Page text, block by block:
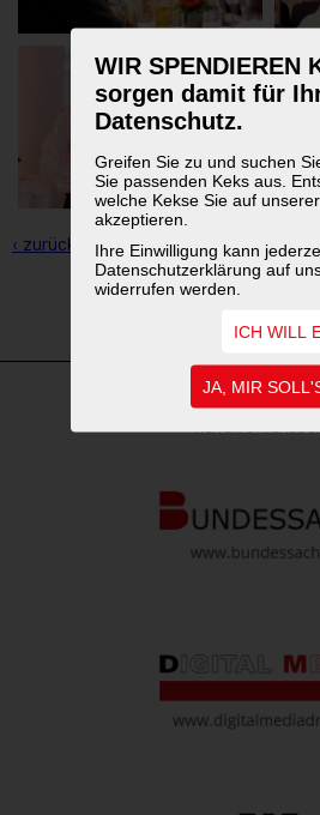
WIR SPENDIEREN
sorgen damit für
Datenschutz.
Greifen Sie zu und suchen
Sie passenden Keks aus.
welche Kekse Sie auf
akzeptieren.
Ihre Einwilligung kann
Datenschutzerklärung auf
widerrufen werden.
ICH WILL
JA, MIR
‹ zurück zur Übersicht